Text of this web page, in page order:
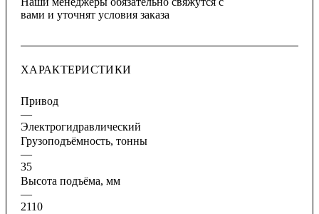
вами и уточнят условия заказа
ХАРАКТЕРИСТИКИ
Привод
—
Электрогидравлический
Грузоподъёмность, тонны
—
35
Высота подъёма, мм
—
2110